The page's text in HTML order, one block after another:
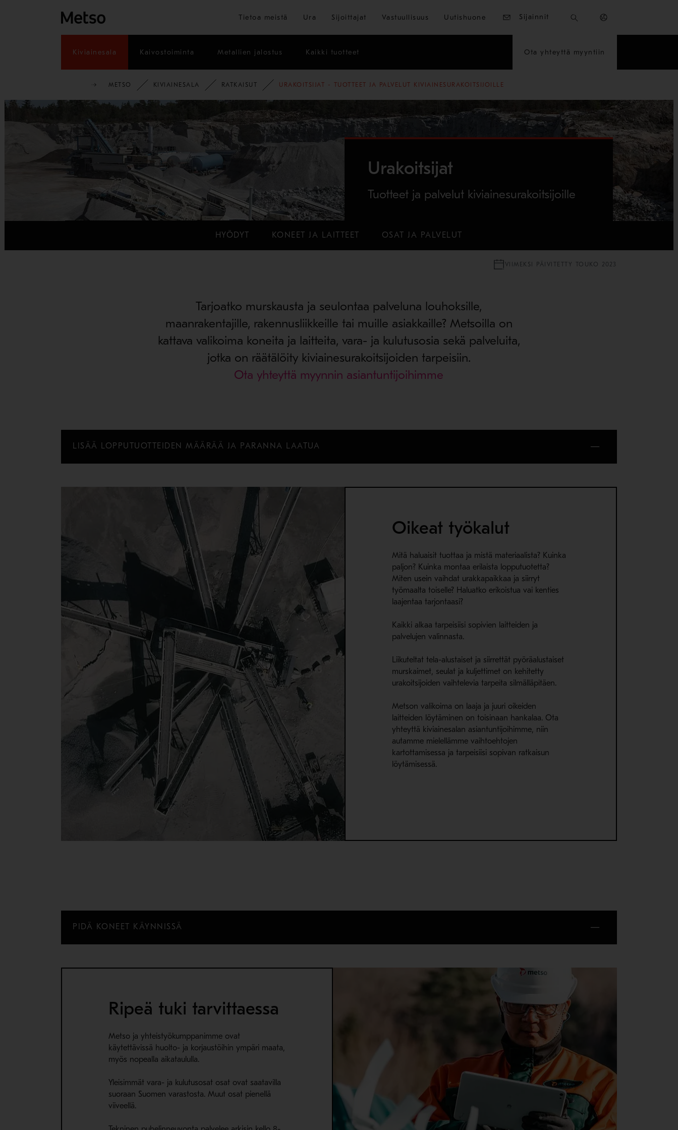
Siirry pääsisältöön
Tietoa meistä Ura Sijoittajat Vastuullisuus Uutishuone Sijainnit
Kiviainesala Kaivostoiminta Metallien jalostus Kaikki tuotteet Ota yhteyttä myyntiin
METSO KIVIAINESALA RATKAISUT URAKOITSIJAT - TUOTTEET JA PALVELUT KIVIAINESURAKOITSIJOILLE
Urakoitsijat
Tuotteet ja palvelut kiviainesurakoitsijoille
HYÖDYT KONEET JA LAITTEET OSAT JA PALVELUT
VIIMEKSI PÄIVITETTY TOUKO 2023
Tarjoatko murskausta ja seulontaa palveluna louhoksille,
maanrakentajille, rakennusliikkeille tai muille asiakkaille? Metsoilla on
kattava valikoima koneita ja laitteita, vara- ja kulutusosia sekä palveluita,
jotka on räätälöity kiviainesurakoitsijoiden tarpeisiin.
Ota yhteyttä myynnin asiantuntijoihimme
LISÄÄ LOPPUTUOTTEIDEN MÄÄRÄÄ JA PARANNA LAATUA
Oikeat työkalut
Mitä haluaisit tuottaa ja mistä materiaalista? Kuinka
paljon? Kuinka montaa erilaista lopputuotetta?
Miten usein vaihdat urakkapaikkaa ja siirryt
työmaalta toiselle? Haluatko erikoistua vai kenties
laajentaa tarjontaasi?
Kaikki alkaa tarpeisiisi sopivien laitteiden ja
palvelujen valinnasta.
Liikuteltat tela-alustaiset ja siirrettät pyöräalustaiset
murskaimet, seulat ja kuljettimet on kehitetty
urakoitsijoiden vaihtelevia tarpeita silmälläpitäen.
Metson valikoima on laaja ja juuri oikeiden
laitteiden löytäminen on toisinaan hankalaa. Ota
yhteyttä kiviainesalan asiantuntijoihimme, niin
autamme mielellämme vaihtoehtojen
kartottamisessa ja tarpeisiisi sopivan ratkaisun
löytämisessä.
PIDÄ KONEET KÄYNNISSÄ
Ripeä tuki tarvittaessa
Metso ja yhteistyökumppanimme ovat
käytettävissä huolto- ja korjaustöihin ympäri maata,
myös nopealla aikataululla.
Yleisimmät vara- ja kulutusosat osat ovat saatavilla
suoraan Suomen varastosta. Muut osat pienellä
viiveellä.